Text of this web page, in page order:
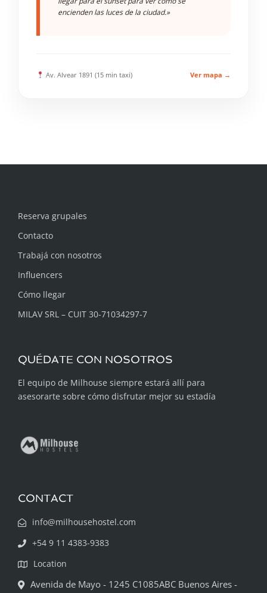
encienden las luces de la ciudad.»
Av. Alvear 1891 (15 min taxi) Ver mapa →
Reserva grupales
Contacto
Trabajá con nosotros
Influencers
Cómo llegar
MILAV SRL – CUIT 30-71034297-7
QUÉDATE CON NOSOTROS
El equipo de Milhouse siempre estará allí para
asesorarte sobre cómo disfrutar mejor su estadía
CONTACT
info@milhousehostel.com
+54 9 11 4383-9383
Location
Avenida de Mayo - 1245 C1085ABC Buenos Aires -